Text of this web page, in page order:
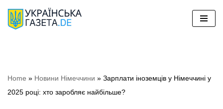
Перейти
Home » Новини Німеччини » Зарплати іноземців у Німеччині у
2025 році: хто заробляє найбільше?